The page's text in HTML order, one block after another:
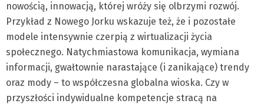
nowością, innowacją, której wróży się olbrzymi rozwój.
Przykład z Nowego Jorku wskazuje też, że i pozostałe
modele intensywnie czerpią z wirtualizacji życia
społecznego. Natychmiastowa komunikacja, wymiana
informacji, gwałtownie narastające (i zanikające) trendy
oraz mody – to współczesna globalna wioska. Czy w
przyszłości indywidualne kompetencje stracą na